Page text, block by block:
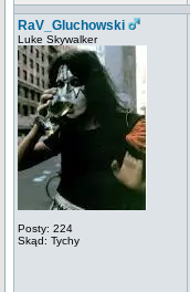
RaV_Gluchowski
Luke Skywalker
Posty: 224
Skąd: Tychy